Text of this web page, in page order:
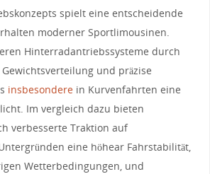
spielt eine entscheidende
moderner ⁢Sportlimousinen.
Hinterradantriebssysteme durch
und präzise
insbesonderein Kurvenfahrten eine​
⁢Im vergleich dazu bieten
verbesserte Traktion auf
⁤eine höhear Fahrstabilität,
Wetterbedingungen, und